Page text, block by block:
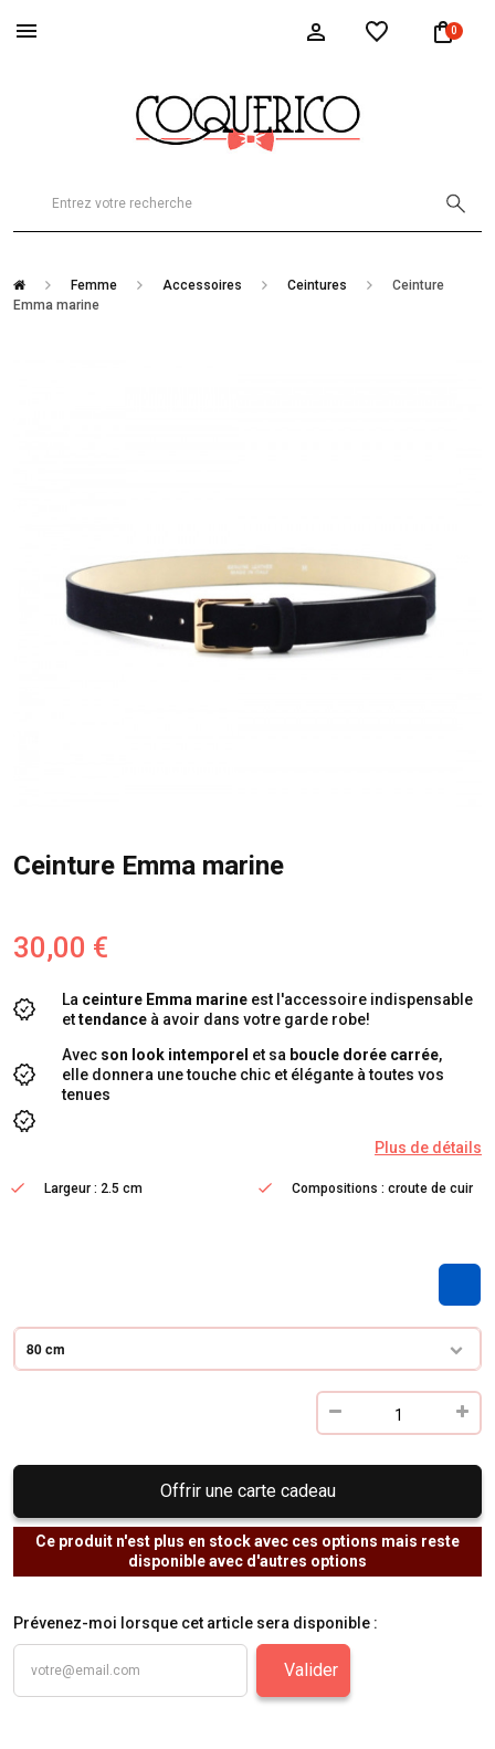
0
Femme Accessoires Ceintures
Ceinture
Emma marine
Ceinture Emma marine
30,00 €
La ceinture Emma marine est l'accessoire indispensable
ettendance à avoir dans votre garde robe!
Avec son look intemporel et sa boucle dorée carrée,
elle donnera une touche chic et élégante à toutes vos
tenues
Plus de détails
Largeur : 2.5 cm Compositions : croute de cuir
80 cm
Offrir une carte cadeau
Ce produit n'est plus en stock avec ces options mais reste
disponible avec d'autres options
Prévenez-moi lorsque cet article sera disponible :
Valider